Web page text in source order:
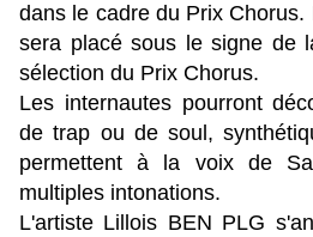
dans le cadre du Prix
sera placé sous le signe de
sélection du Prix Chorus.
Les internautes pourront
de trap ou de soul,
permettent à la voix de
multiples intonations.
L'artiste Lillois BEN PLG